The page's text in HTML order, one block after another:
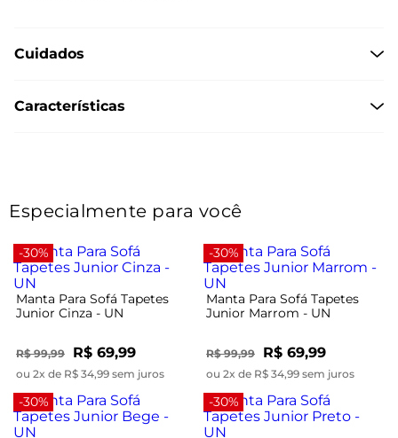
Cuidados
Características
Especialmente para você
-30%
Manta Para Sofá Tapetes
Junior Cinza - UN
R$ 99,99 R$ 69,99
ou 2x de R$ 34,99 sem juros
-30%
Manta Para Sofá Tapetes
Junior Marrom - UN
R$ 99,99 R$ 69,99
ou 2x de R$ 34,99 sem juros
-30% -30%